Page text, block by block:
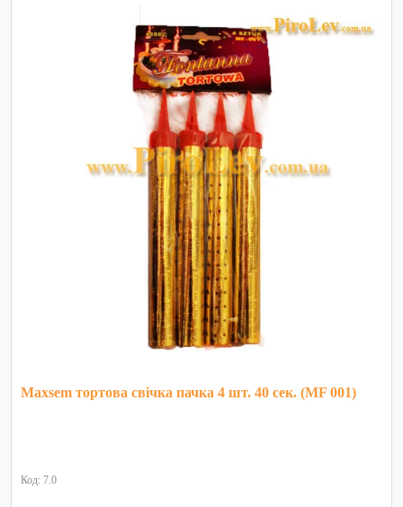
Maxsem тортова свічка пачка 4 шт. 40 сек. (MF 001)
Код: 7.0